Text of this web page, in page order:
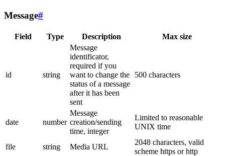
Message#
Field Type Description Max size
id string
Message
identificator,
required if you
want to change the
status of a message
after it has been
sent
500 characters
date number
Message
creation/sending
time, integer
Limited to reasonable
UNIX time
file string Media URL
2048 characters, valid
scheme https or http